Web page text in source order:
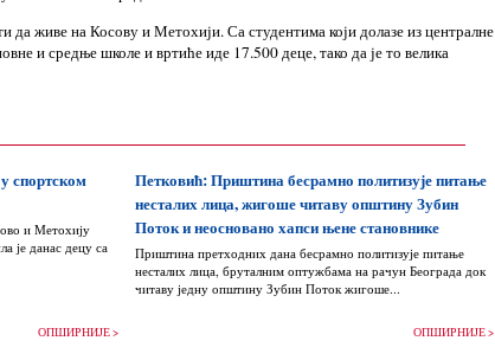
да живе на Косову и Метохији. Са студентима који долазе из централне
и средње школе и вртиће иде 17.500 деце, тако да је то велика
спортском
и Метохију
је данас децу са
ОПШИРНИЈЕ >
Петковић: Приштина бесрамно политизује питање
несталих лица, жигоше читаву општину Зубин
Поток и неосновано хапси њене становнике
Приштина претходних дана бесрамно политизује питање
несталих лица, бруталним оптужбама на рачун Београда док
читаву једну општину Зубин Поток жигоше...
ОПШИРНИЈЕ >